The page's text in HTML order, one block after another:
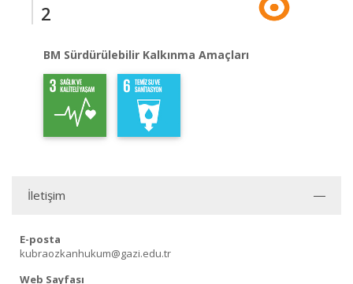
2
BM Sürdürülebilir Kalkınma Amaçları
İletişim
E-posta
kubraozkanhukum@gazi.edu.tr
Web Sayfası